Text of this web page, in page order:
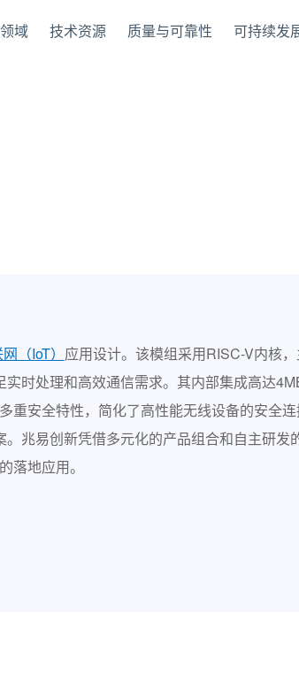
域 技术资源 质量与可靠性 可持续发
（IoT） 应用设计。该模组采用RISC-V内核
时处理和高效通信需求。其内部集成高达
安全特性，简化了高性能无线设备的安全
兆易创新凭借多元化的产品组合和自主研发
落地应用。